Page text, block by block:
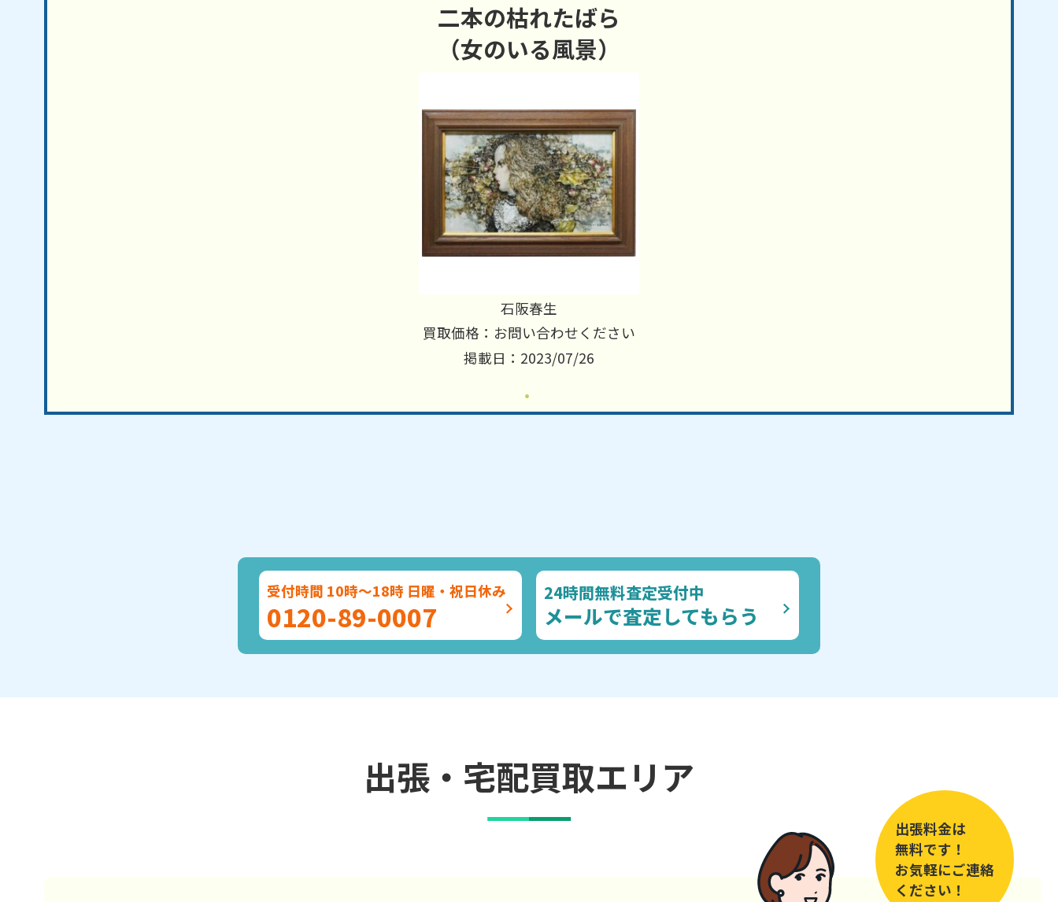
二本の枯れたばら
（女のいる風景）
石阪春生
買取価格：お問い合わせください
掲載日：2023/07/26
受付時間 10時～18時 日曜・祝日休み
0120-89-0007
24時間無料査定受付中
メールで査定してもらう
出張・宅配買取エリア
出張料金は
無料です！
お気軽にご連絡
ください！